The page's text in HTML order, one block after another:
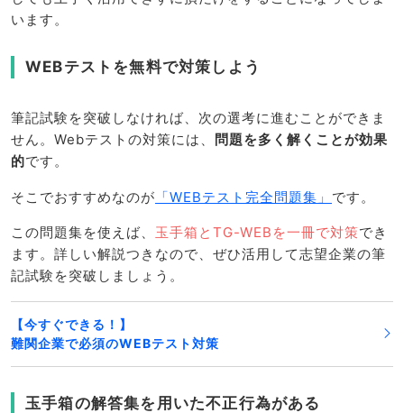
います。
WEBテストを無料で対策しよう
筆記試験を突破しなければ、次の選考に進むことができま
せん。Webテストの対策には、
問題を多く解くことが効果
的です。
そこでおすすめなのが 「WEBテスト完全問題集」 です。
この問題集を使えば、 玉手箱とTG-WEBを一冊で対策でき
ます。詳しい解説つきなので、ぜひ活用して志望企業の筆
記試験を突破しましょう。
【今すぐできる！】
難関企業で必須のWEBテスト対策
玉手箱の解答集を用いた不正行為がある